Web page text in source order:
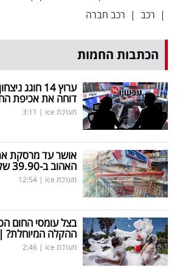
| רכב | רכב חברה
הכתבות החמות
ערוץ 14
דוחה את אכיפת
מערכת ice |
3:11
אושר עד מרסקת
האהוב ב-39.90 שקל בלבד
מערכת ice |
12:54
בצל עומסי החום
ההקלה
מערכת ice |
2:46